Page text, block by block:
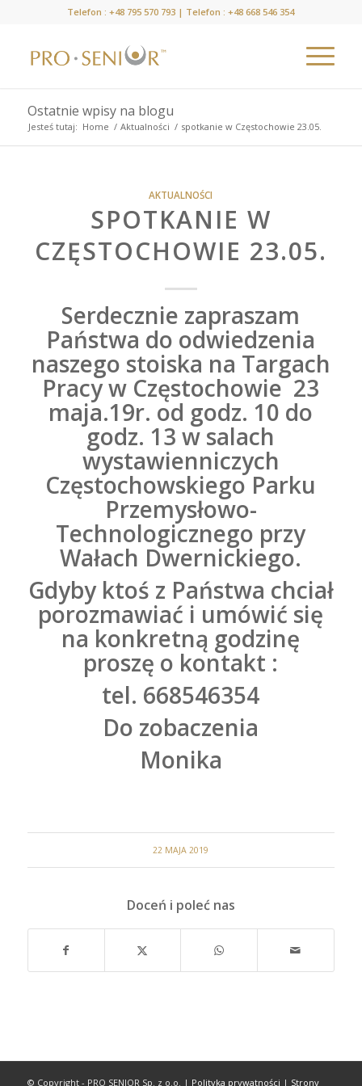
Telefon :+48 795 570 793 | Telefon :+48 668 546 354
Ostatnie wpisy na blogu
Jesteś tutaj: Home / Aktualności / spotkanie w Częstochowie 23.05.
AKTUALNOŚCI
SPOTKANIE W
CZĘSTOCHOWIE 23.05.
Serdecznie zapraszam
Państwa do odwiedzenia
naszego stoiska na Targach
Pracy w Częstochowie23
maja.19r. od godz. 10 do
godz. 13 w salach
wystawienniczych
Częstochowskiego Parku
Przemysłowo-
Technologicznego przy
Wałach Dwernickiego.
Gdyby ktoś z Państwa chciał
porozmawiać i umówić się
na konkretną godzinę
proszę o kontakt :
tel. 668546354
Do zobaczenia
Monika
22 MAJA 2019
Doceń i poleć nas
© Copyright - PRO SENIOR Sp. z o.o. | Polityka prywatności | Strony